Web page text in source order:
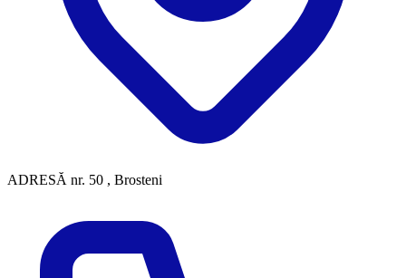
ADRESĂ nr. 50 , Brosteni